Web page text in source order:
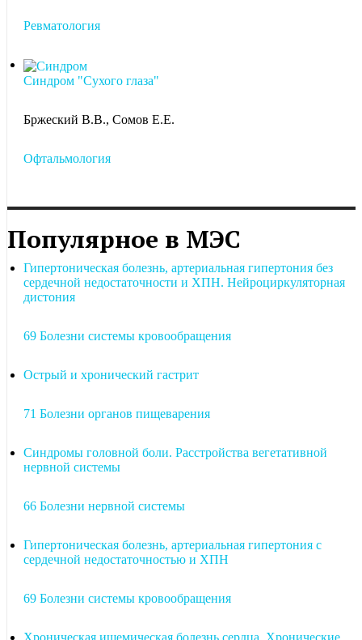
Ревматология
Синдром "Сухого глаза"
Бржеский В.В., Сомов Е.Е.
Офтальмология
Популярное в МЭС
Гипертоническая болезнь, артериальная гипертония без
сердечной недостаточности и ХПН. Нейроциркуляторная
дистония
69 Болезни системы кровообращения
Острый и хронический гастрит
71 Болезни органов пищеварения
Синдромы головной боли. Расстройства вегетативной
нервной системы
66 Болезни нервной системы
Гипертоническая болезнь, артериальная гипертония с
сердечной недостаточностью и ХПН
69 Болезни системы кровообращения
Хроническая ишемическая болезнь сердца. Хронические